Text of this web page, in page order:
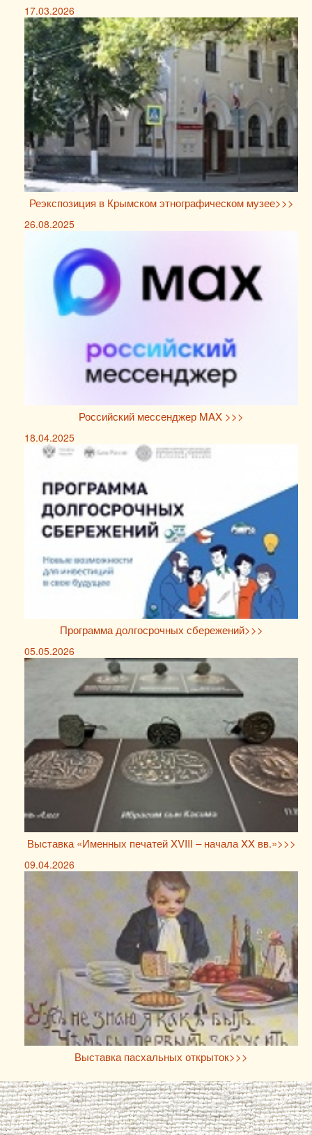
17.03.2026
Реэкспозиция в Крымском этнографическом музее>>>
26.08.2025
Российский мессенджер MAX >>>
18.04.2025
Программа долгосрочных сбережений>>>
05.05.2026
Выставка «Именных печатей XVIII – начала XX вв.»>>>
09.04.2026
Выставка пасхальных открыток>>>